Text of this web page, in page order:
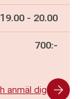
Pågår mellan
19.00 - och
20.00
700:-
anmäl dig